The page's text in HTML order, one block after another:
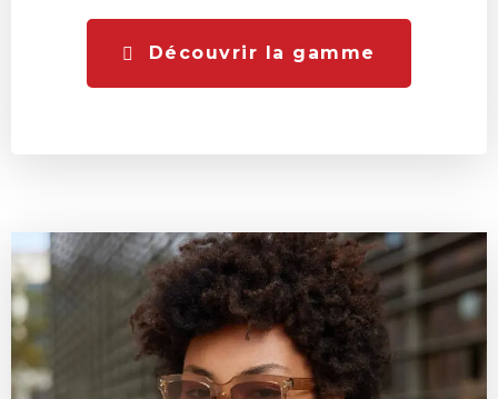
Découvrir la gamme